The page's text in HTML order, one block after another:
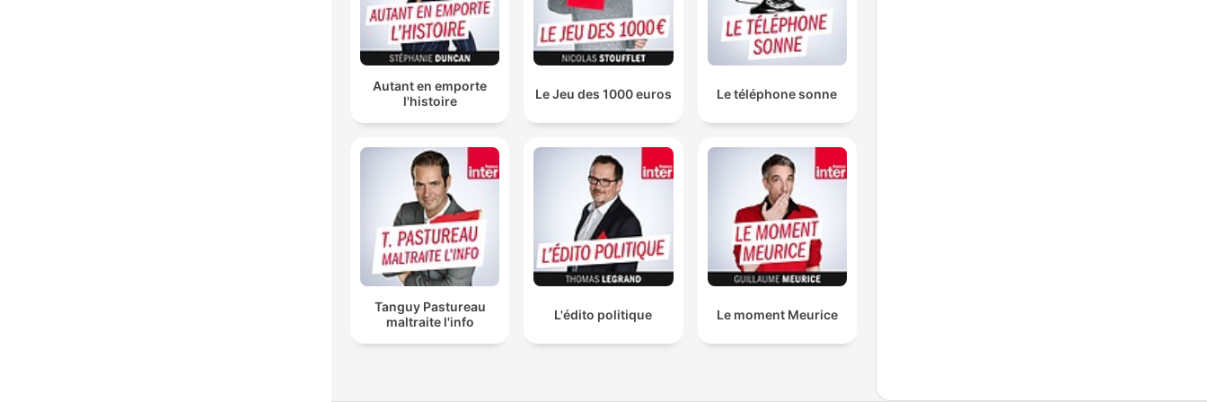
Autant en emporte
l'histoire
Le Jeu des 1000 euros Le téléphone sonne
Tanguy Pastureau
maltraite l'info
L'édito politique Le moment Meurice